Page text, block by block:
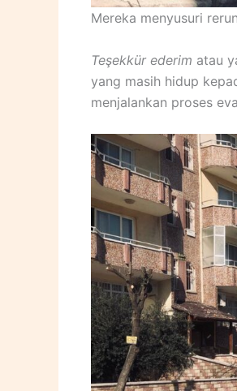
Mereka menyusuri
Teşekkür ederim atau
yang masih hidup
menjalankan proses